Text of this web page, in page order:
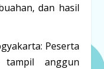
dan hasil
Peserta
anggun